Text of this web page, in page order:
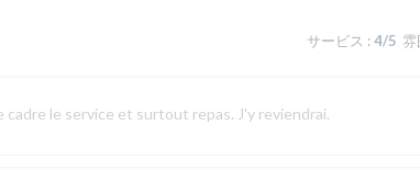
サービス : 4/5
cadre le service et surtout repas. J'y reviendrai.